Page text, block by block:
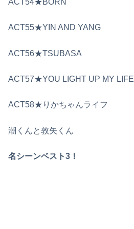
ACT55★YIN AND YANG
ACT56★TSUBASA
ACT57★YOU LIGHT UP MY LIFE
ACT58★りかちゃんライフ
潮くんと敦矢くん
名シーンベスト3！